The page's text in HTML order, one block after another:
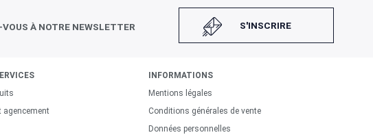
Retrait magasin rapide
Commandez en ligne avant 14h et
À NOTRE NEWSLETTER S'INSCRIRE
agencement
INFORMATIONS
Mentions légales
Conditions générales de vente
Données personnelles